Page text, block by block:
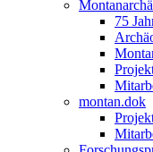
75
montan.dok